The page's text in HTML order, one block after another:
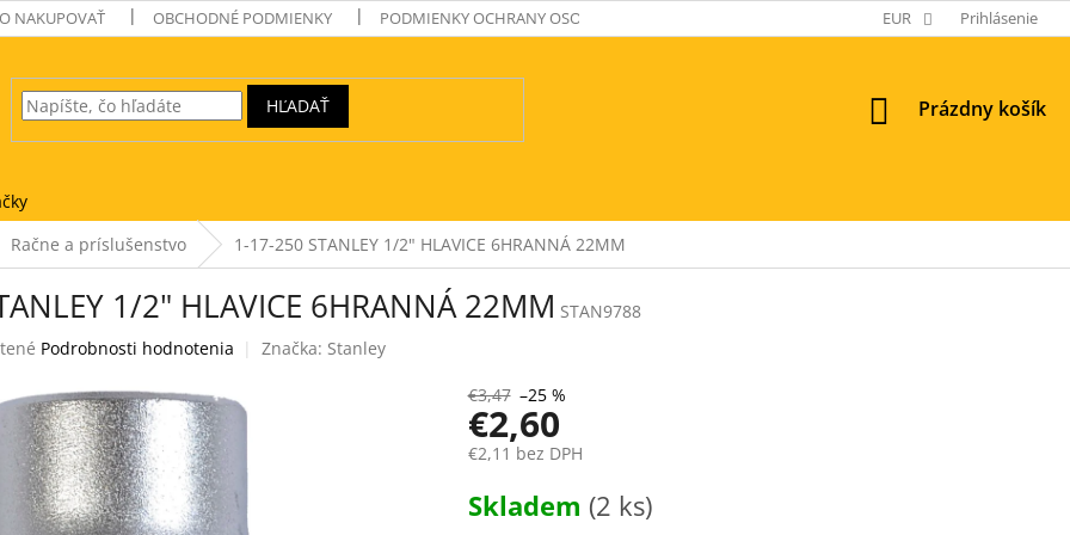
NAKUPOVAŤ OBCHODNÉ PODMIENKY PODMIENKY OCHRANY OSOBNÝCH ÚDAJOV EUR Prihlásenie
HĽADAŤ
NÁKUPNÝ
Prázdny košík
Račne a príslušenstvo 1-17-250 STANLEY 1/2" HLAVICE 6HRANNÁ 22MM
1/2" HLAVICE 6HRANNÁ 22MM STAN9788
Podrobnosti hodnotenia Značka: Stanley
€3,47 –25 %
€2,60
€2,11 bez DPH
cena:
Skladem (2 ks)